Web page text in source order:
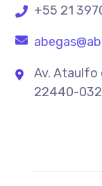
+55 21
Av. Ataulfo
22440-032